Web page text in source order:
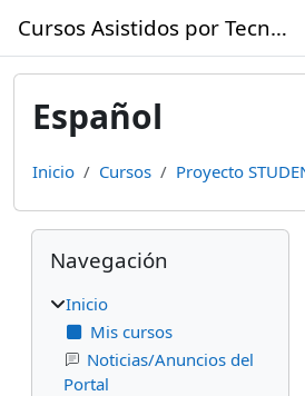
Cursos Asistidos por Tecnología
Español
Inicio Cursos Proyecto
Bloques
Omitir Navegación
Navegación
Inicio
Mis cursos
Noticias/Anuncios del
Portal